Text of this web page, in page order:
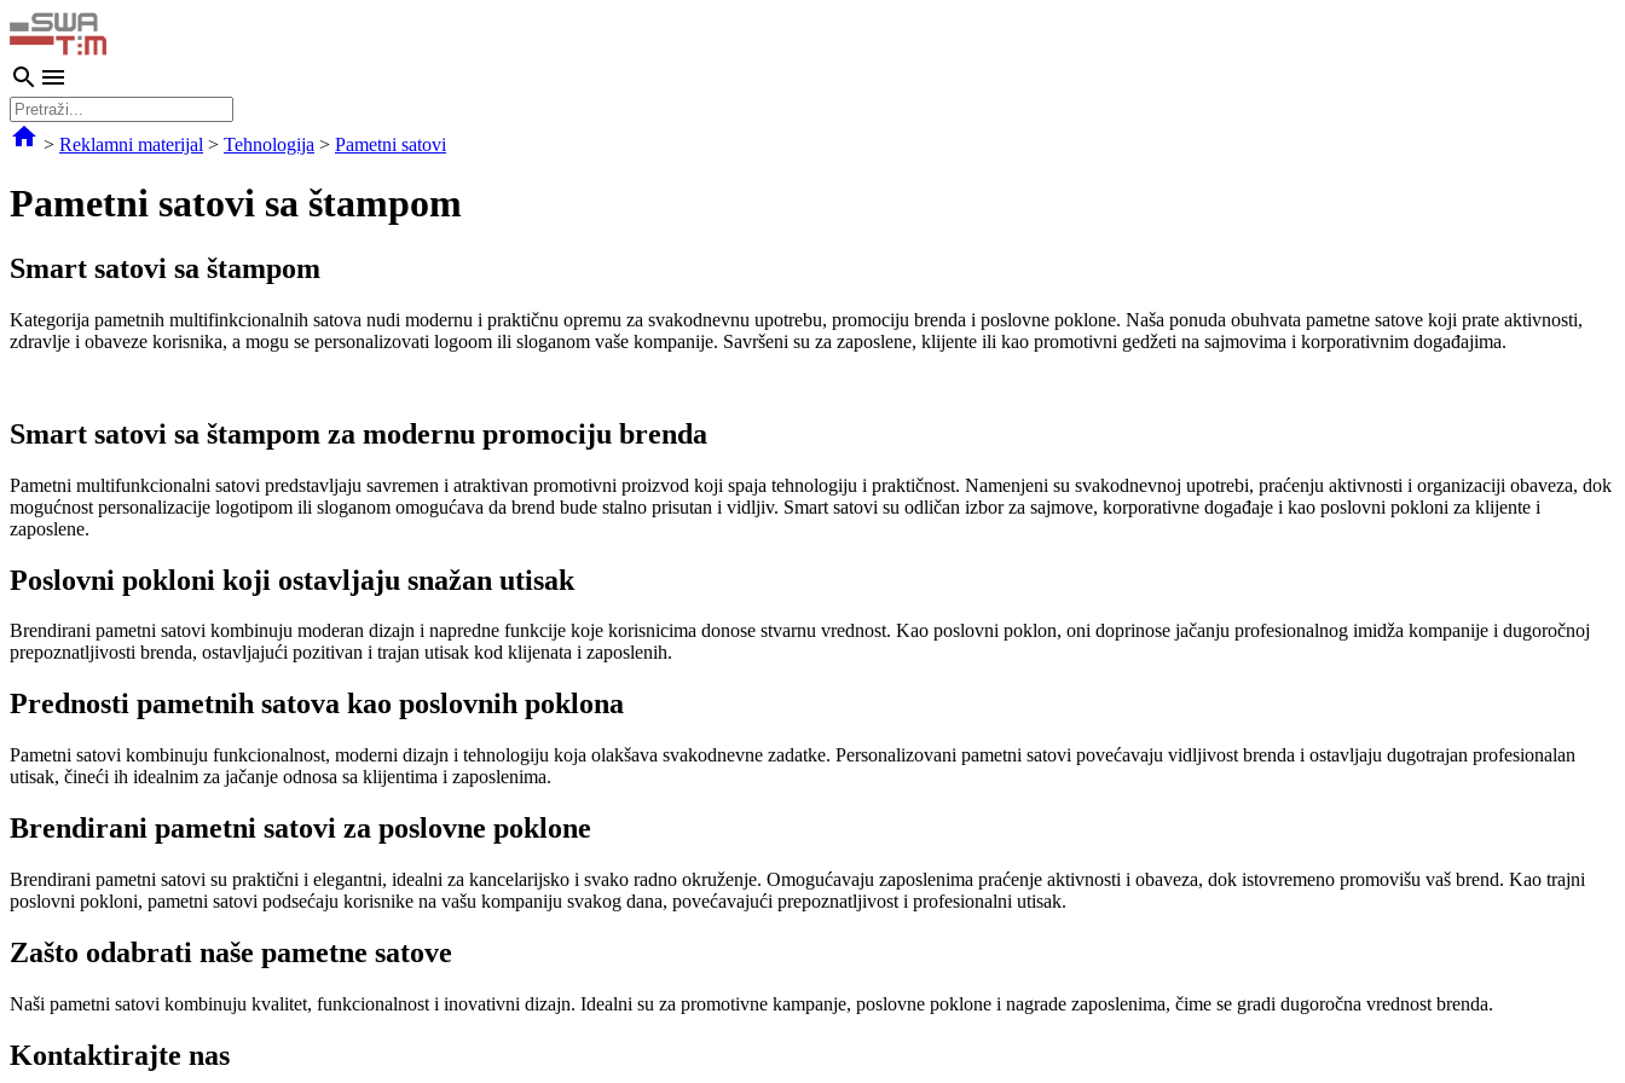
> Reklamni materijal > Tehnologija > Pametni satovi
Pametni satovi sa štampom
Smart satovi sa štampom
Kategorija pametnih multifinkcionalnih satova nudi modernu i praktičnu opremu za svakodnevnu upotrebu, promociju brenda i poslovne poklone. Naša ponuda obuhvata pametne satove koji prate aktivnosti,
zdravlje i obaveze korisnika, a mogu se personalizovati logoom ili sloganom vaše kompanije. Savršeni su za zaposlene, klijente ili kao promotivni gedžeti na sajmovima i korporativnim događajima.
Smart satovi sa štampom za modernu promociju brenda
Pametni multifunkcionalni satovi predstavljaju savremen i atraktivan promotivni proizvod koji spaja tehnologiju i praktičnost. Namenjeni su svakodnevnoj upotrebi, praćenju aktivnosti i organizaciji obaveza, dok
mogućnost personalizacije logotipom ili sloganom omogućava da brend bude stalno prisutan i vidljiv. Smart satovi su odličan izbor za sajmove, korporativne događaje i kao poslovni pokloni za klijente i
zaposlene.
Poslovni pokloni koji ostavljaju snažan utisak
Brendirani pametni satovi kombinuju moderan dizajn i napredne funkcije koje korisnicima donose stvarnu vrednost. Kao poslovni poklon, oni doprinose jačanju profesionalnog imidža kompanije i dugoročnoj
prepoznatljivosti brenda, ostavljajući pozitivan i trajan utisak kod klijenata i zaposlenih.
Prednosti pametnih satova kao poslovnih poklona
Pametni satovi kombinuju funkcionalnost, moderni dizajn i tehnologiju koja olakšava svakodnevne zadatke. Personalizovani pametni satovi povećavaju vidljivost brenda i ostavljaju dugotrajan profesionalan
utisak, čineći ih idealnim za jačanje odnosa sa klijentima i zaposlenima.
Brendirani pametni satovi za poslovne poklone
Brendirani pametni satovi su praktični i elegantni, idealni za kancelarijsko i svako radno okruženje. Omogućavaju zaposlenima praćenje aktivnosti i obaveza, dok istovremeno promovišu vaš brend. Kao trajni
poslovni pokloni, pametni satovi podsećaju korisnike na vašu kompaniju svakog dana, povećavajući prepoznatljivost i profesionalni utisak.
Zašto odabrati naše pametne satove
Naši pametni satovi kombinuju kvalitet, funkcionalnost i inovativni dizajn. Idealni su za promotivne kampanje, poslovne poklone i nagrade zaposlenima, čime se gradi dugoročna vrednost brenda.
Kontaktirajte nas